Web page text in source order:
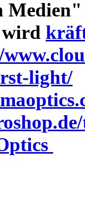
Medien"
wird
light/